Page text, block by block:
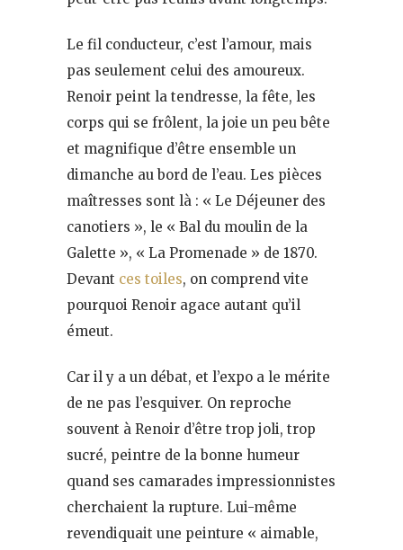
Le fil conducteur, c’est l’amour, mais
pas seulement celui des amoureux.
Renoir peint la tendresse, la fête, les
corps qui se frôlent, la joie un peu bête
et magnifique d’être ensemble un
dimanche au bord de l’eau. Les pièces
maîtresses sont là : « Le Déjeuner des
canotiers », le « Bal du moulin de la
Galette », « La Promenade » de 1870.
Devant ces toiles, on comprend vite
pourquoi Renoir agace autant qu’il
émeut.
Car il y a un débat, et l’expo a le mérite
de ne pas l’esquiver. On reproche
souvent à Renoir d’être trop joli, trop
sucré, peintre de la bonne humeur
quand ses camarades impressionnistes
cherchaient la rupture. Lui-même
revendiquait une peinture « aimable,